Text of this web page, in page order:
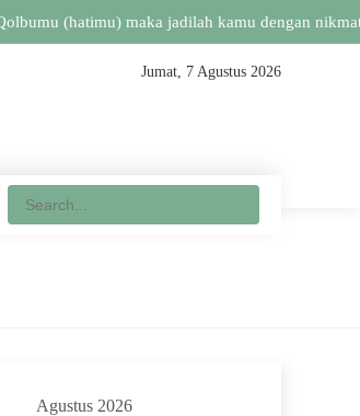
(hatimu) maka jadilah kamu dengan
Jumat, 7 Agustus 2026
Agustus 2026